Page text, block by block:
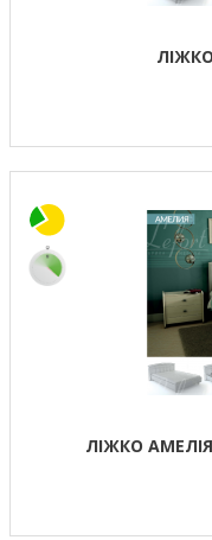
ЛІЖКО